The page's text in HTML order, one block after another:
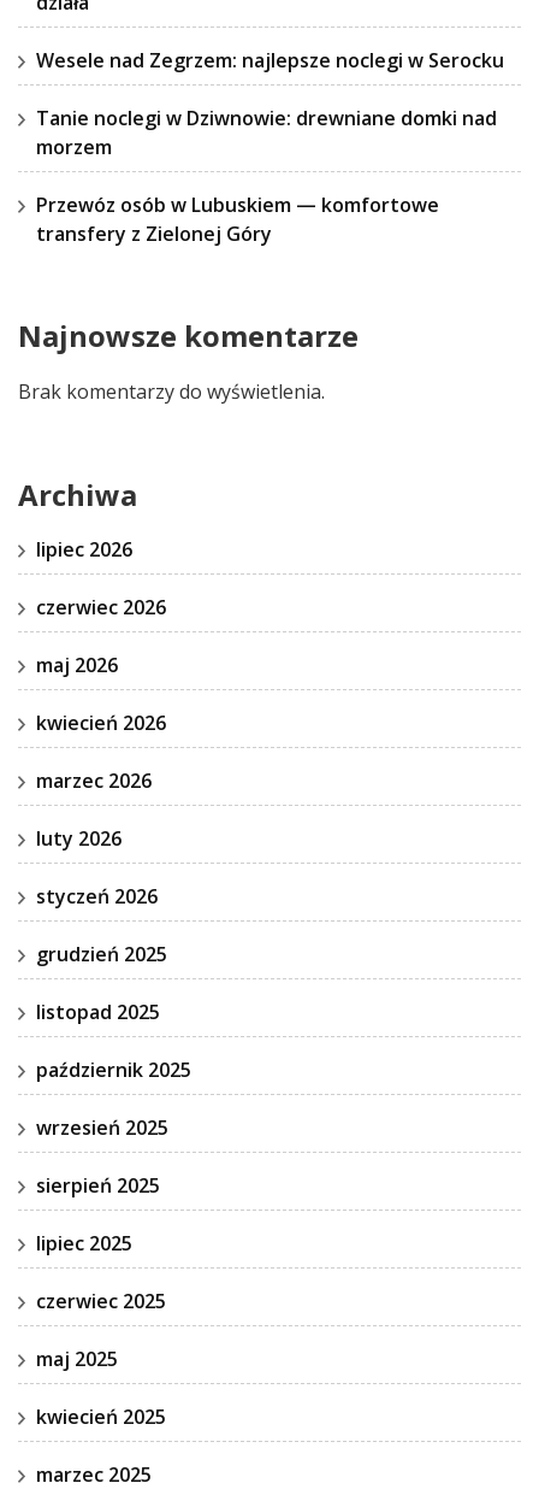
Wesele nad Zegrzem: najlepsze noclegi w Serocku
Tanie noclegi w Dziwnowie: drewniane domki nad
morzem
Przewóz osób w Lubuskiem — komfortowe
transfery z Zielonej Góry
Najnowsze komentarze
Brak komentarzy do wyświetlenia.
Archiwa
lipiec 2026
czerwiec 2026
maj 2026
kwiecień 2026
marzec 2026
luty 2026
styczeń 2026
grudzień 2025
listopad 2025
październik 2025
wrzesień 2025
sierpień 2025
lipiec 2025
czerwiec 2025
maj 2025
kwiecień 2025
marzec 2025